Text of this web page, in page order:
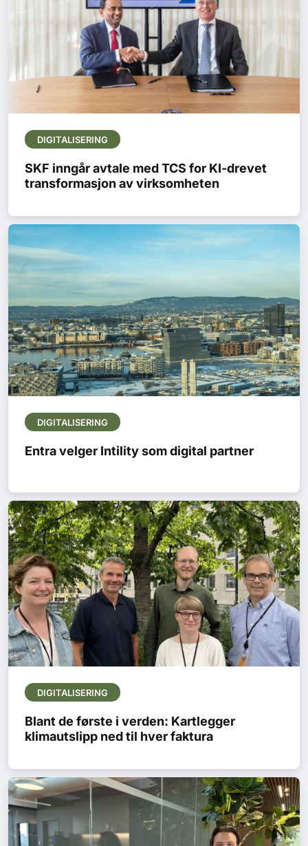
DIGITALISERING
SKF inngår avtale med TCS for KI-drevet
transformasjon av virksomheten
DIGITALISERING
Entra velger Intility som digital partner
DIGITALISERING
Blant de første i verden: Kartlegger
klimautslipp ned til hver faktura